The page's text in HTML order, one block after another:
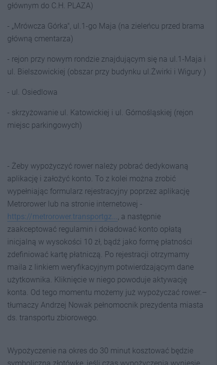
głównym do C.H. PLAZA)
- „Mrówcza Górka", ul.1-go Maja (na zieleńcu przed brama
główną cmentarza)
- rejon przy nowym rondzie znajdującym się na ul.1-Maja i
ul. Bielszowickiej (obszar przy budynku ul.Żwirki i Wigury )
- ul. Osiedlowa
- skrzyżowanie ul. Katowickiej i ul. Górnośląskiej (rejon
miejsc parkingowych)
- Żeby wypożyczyć rower należy pobrać dedykowaną
aplikację i założyć konto. To z kolei można zrobić
wypełniając formularz rejestracyjny poprzez aplikację
Metrorower lub na stronie internetowej -
https://metrorower.transportgz...
, a następnie
zaakceptować regulamin i doładować konto opłatą
inicjalną w wysokości 10 zł, bądź jako formę płatności
zdefiniować kartę płatniczą. Po rejestracji otrzymamy
maila z linkiem weryfikacyjnym potwierdzającym dane
użytkownika. Kliknięcie w niego powoduje aktywację
konta. Od tego momentu możemy już wypożyczać rower.–
tłumaczy Andrzej Nowak pełnomocnik prezydenta miasta
ds. transportu zbiorowego.
Wypożyczenie na okres do 30 minut kosztować będzie
symboliczną złotówkę, jeśli czas wypożyczenia wyniesie